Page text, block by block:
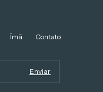
Ímã Contato